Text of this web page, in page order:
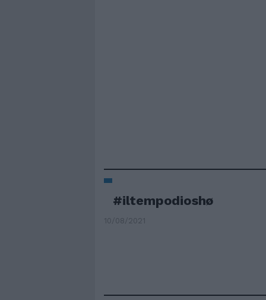
#iltempodioshø
10/08/2021